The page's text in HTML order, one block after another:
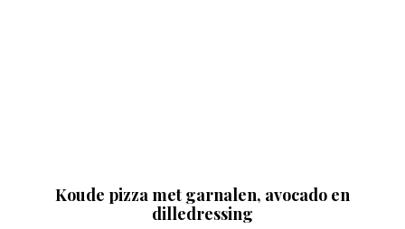
Koude pizza met garnalen, avocado en
dilledressing